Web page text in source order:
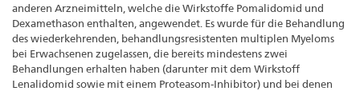
anderen Arzneimitteln, welche die Wirkstoffe Pomalidomid und
Dexamethason enthalten, angewendet. Es wurde für die Behandlung
des wiederkehrenden, behandlungsresistenten multiplen Myeloms
bei Erwachsenen zugelassen, die bereits mindestens zwei
Behandlungen erhalten haben (darunter mit dem Wirkstoff
Lenalidomid sowie mit einem Proteasom-Inhibitor) und bei denen